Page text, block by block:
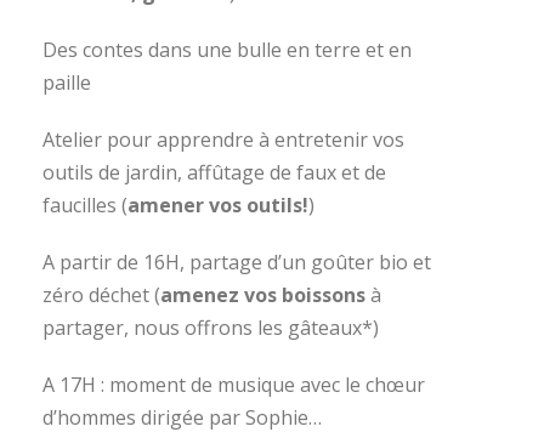
Des contes dans une bulle en terre et en
paille
Atelier pour apprendre à entretenir vos
outils de jardin, affûtage de faux et de
faucilles (amener vos outils!)
A partir de 16H, partage d’un goûter bio et
zéro déchet (amenez vos boissonsà
partager, nous offrons les gâteaux*)
A 17H : moment de musique avec le chœur
d’hommes dirigée par Sophie…